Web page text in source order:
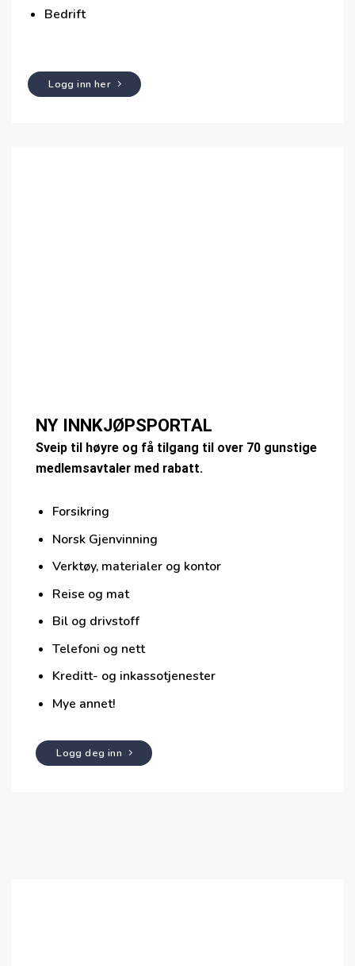
Bedrift
Logg inn her
NY INNKJØPSPORTAL
Sveip til høyre og få tilgang til over 70 gunstige
medlemsavtaler med rabatt.
Forsikring
Norsk Gjenvinning
Verktøy, materialer og kontor
Reise og mat
Bil og drivstoff
Telefoni og nett
Kreditt- og inkassotjenester
Mye annet!
Logg deg inn